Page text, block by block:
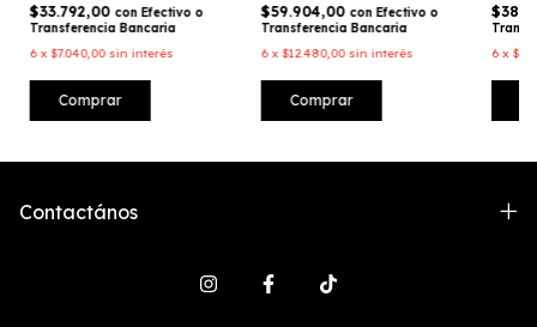
$33.792,00 con Efectivo o
Transferencia Bancaria
6 x$7.040,00 sin interés
Comprar
$59.904,00 con Efectivo o
Transferencia Bancaria
6 x$12.480,00 sin interés
Comprar
6 x
Contactános